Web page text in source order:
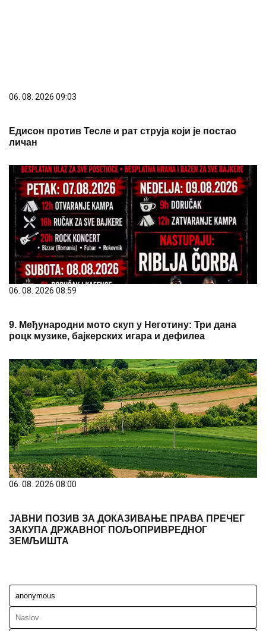
06. 08. 2026 09:03
Едисон против Тесле и рат струја који је постао
личан
06. 08. 2026 08:59
9. Међународни мото скуп у Неготину: Три дана
роцк музике, бајкерских игара и дефилеа
06. 08. 2026 08:00
ЈАВНИ ПОЗИВ ЗА ДОКАЗИВАЊЕ ПРАВА ПРЕЧЕГ
ЗАКУПА ДРЖАВНОГ ПОЉОПРИВРЕДНОГ
ЗЕМЉИШТА